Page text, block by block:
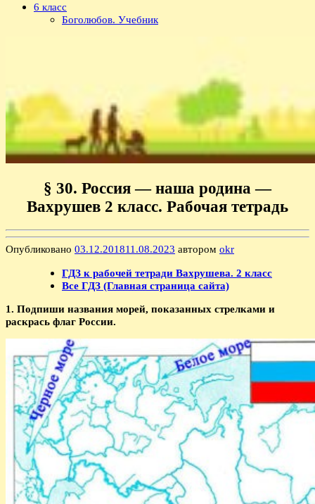
6 класс
Боголюбов. Учебник
§ 30. Россия — наша родина —
Вахрушев 2 класс. Рабочая тетрадь
Опубликовано 03.12.201811.08.2023 автором okr
ГДЗ к рабочей тетради Вахрушева. 2 класс
Все ГДЗ (Главная страница сайта)
1. Подпиши названия морей, показанных стрелками и
раскрась флаг России.